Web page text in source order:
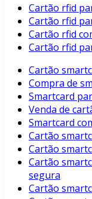
Cartão rfid
Cartão rfid
Cartão rfid
Cartão rfid
Cartão
Compra de
Smartcard
Venda de
Smartcard
Cartão
Cartão
Cartão
segura
Cartão